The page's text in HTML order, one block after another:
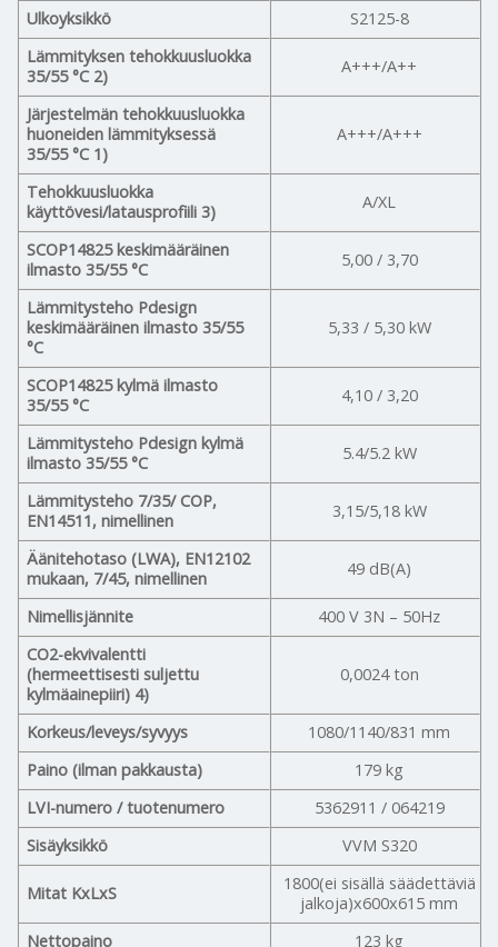
Ulkoyksikkö
S2125-8
Lämmityksen tehokkuusluokka
35/55 °C 2)
A+++/A++
Järjestelmän tehokkuusluokka
huoneiden lämmityksessä
35/55 °C 1)
A+++/A+++
Tehokkuusluokka
käyttövesi/latausprofiili 3)
A/XL
SCOP14825 keskimääräinen
ilmasto 35/55 °C
5,00 / 3,70
Lämmitysteho Pdesign
keskimääräinen ilmasto 35/55
°C
5,33 / 5,30 kW
SCOP14825 kylmä ilmasto
35/55 °C
4,10 / 3,20
Lämmitysteho Pdesign kylmä
ilmasto 35/55 °C
5.4/5.2 kW
Lämmitysteho 7/35/ COP,
EN14511, nimellinen
3,15/5,18 kW
Äänitehotaso (LWA), EN12102
mukaan, 7/45, nimellinen
49 dB(A)
Nimellisjännite
400 V 3N – 50Hz
CO2-ekvivalentti
(hermeettisesti suljettu
kylmäainepiiri) 4)
0,0024 ton
Korkeus/leveys/syvyys
1080/1140/831 mm
Paino (ilman pakkausta)
179 kg
LVI-numero / tuotenumero
5362911 / 064219
Sisäyksikkö
VVM S320
Mitat KxLxS
1800(ei sisällä säädettäviä
jalkoja)x600x615 mm
Nettopaino
123 kg